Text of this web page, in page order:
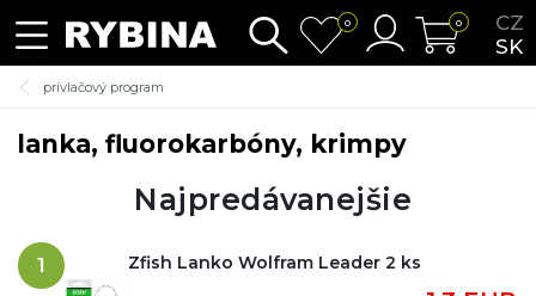
CZ
SK
0 0
prívlačový program
lanka, fluorokarbóny, krimpy
Najpredávanejšie
1 Zfish Lanko Wolfram Leader 2 ks